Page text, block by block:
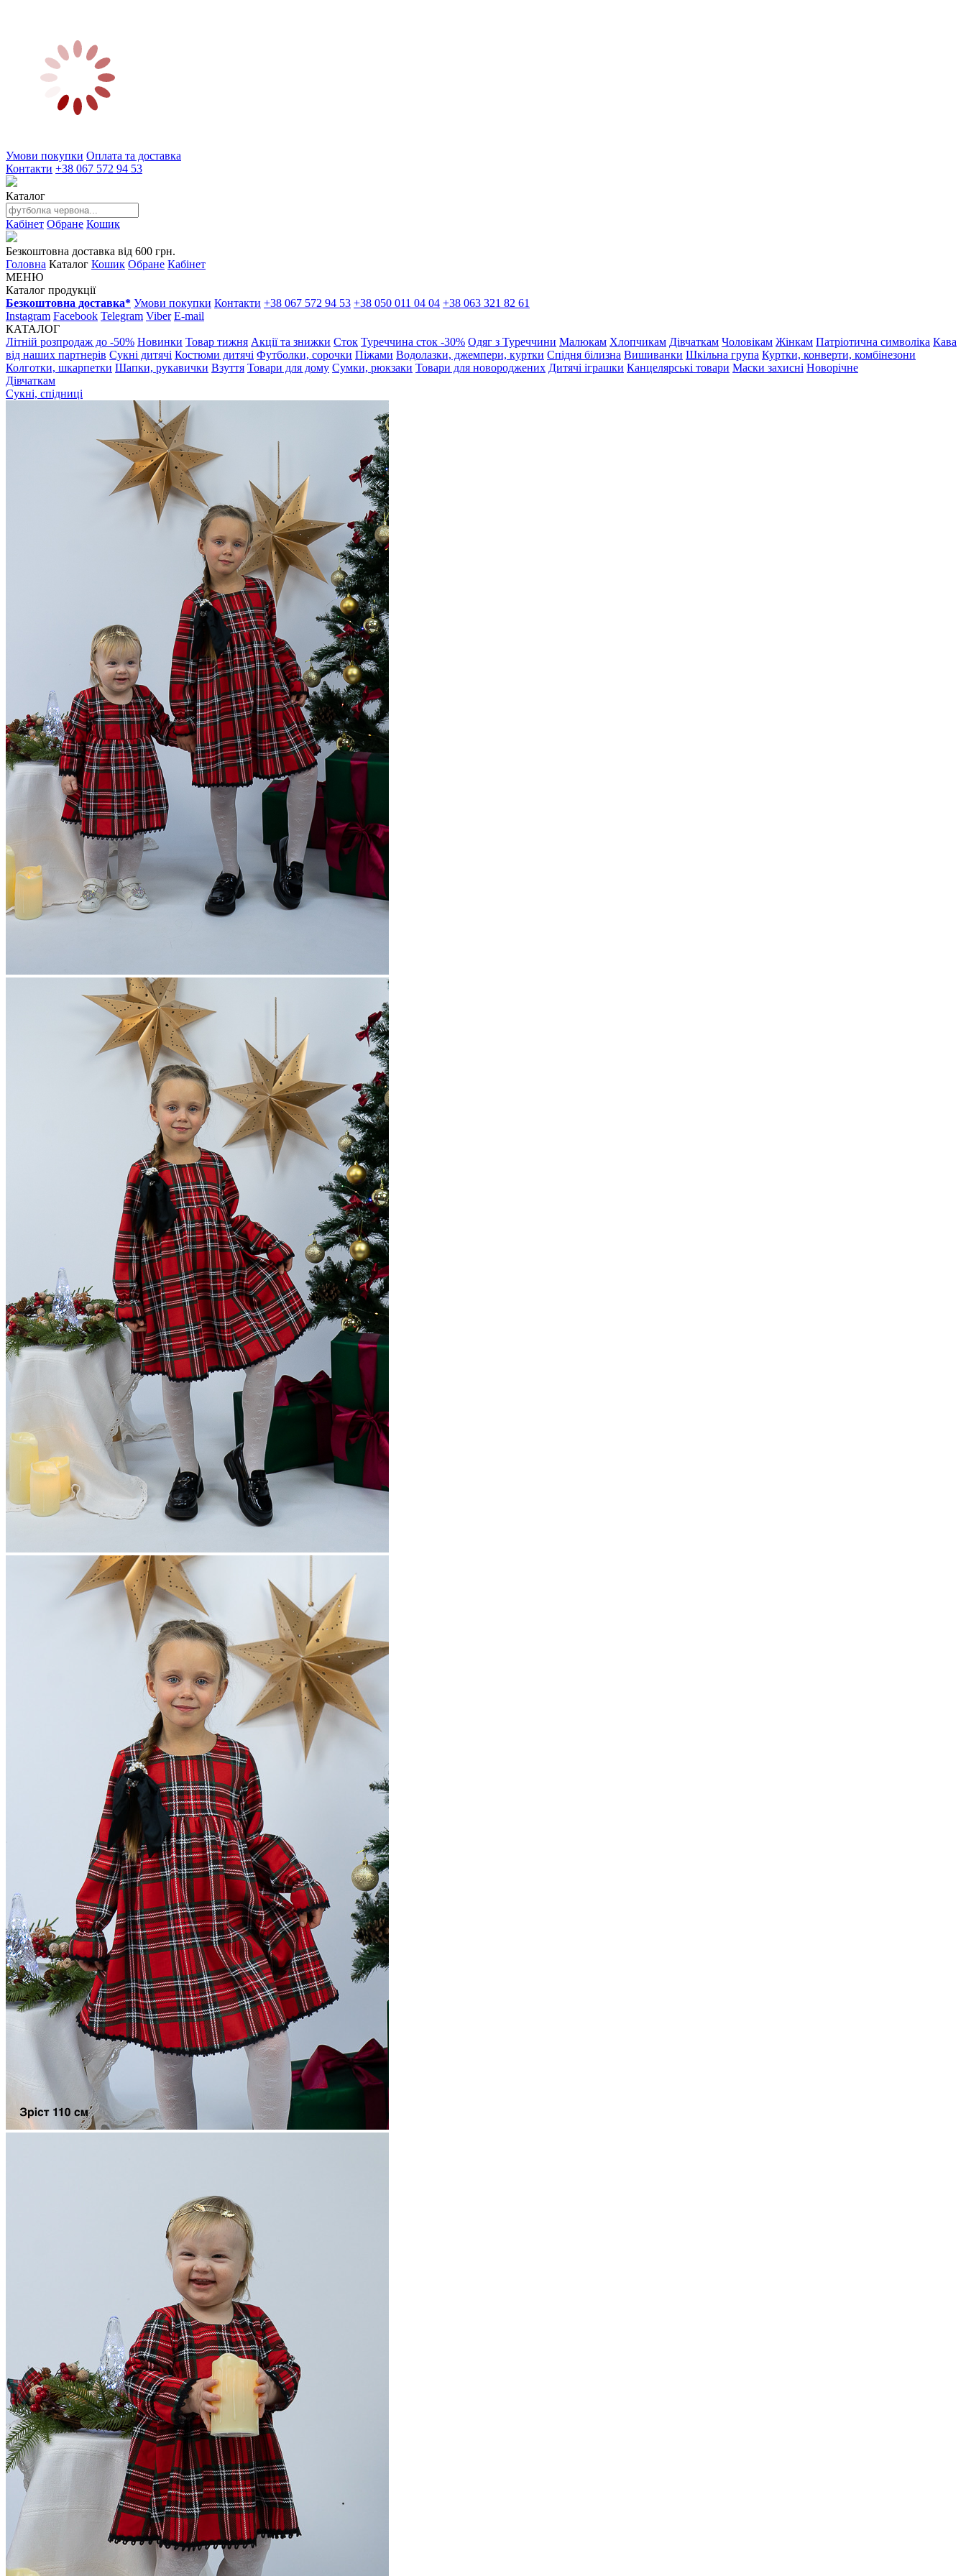
Умови покупки Оплата та доставка
Контакти +38 067 572 94 53
Каталог
Кабінет Обране Кошик
Безкоштовна доставка від 600 грн.
Головна Каталог Кошик Обране Кабінет
МЕНЮ
Каталог продукції
Безкоштовна доставка* Умови покупки Контакти +38 067 572 94 53 +38 050 011 04 04 +38 063 321 82 61
Instagram Facebook Telegram Viber E-mail
КАТАЛОГ
Літній розпродаж до -50% Новинки Товар тижня Акції та знижки Сток Туреччина сток -30% Одяг з Туреччини Малюкам Хлопчикам Дівчаткам Чоловікам Жінкам Патріотична символіка Кава
від наших партнерів Сукні дитячі Костюми дитячі Футболки, сорочки Піжами Водолазки, джемпери, куртки Спідня білизна Вишиванки Шкільна група Куртки, конверти, комбінезони
Колготки, шкарпетки Шапки, рукавички Взуття Товари для дому Сумки, рюкзаки Товари для новороджених Дитячі іграшки Канцелярські товари Маски захисні Новорічне
Дівчаткам
Сукні, спідниці